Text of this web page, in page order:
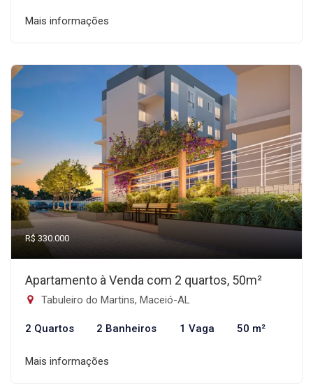
Mais informações
R$ 330.000
Apartamento à Venda com 2 quartos, 50m²
Tabuleiro do Martins, Maceió-AL
2 Quartos 2 Banheiros 1 Vaga 50 m²
Mais informações